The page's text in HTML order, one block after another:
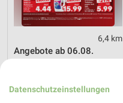
6,4 km
Angebote ab 06.08.
XXXLutz
Datenschutzeinstellungen